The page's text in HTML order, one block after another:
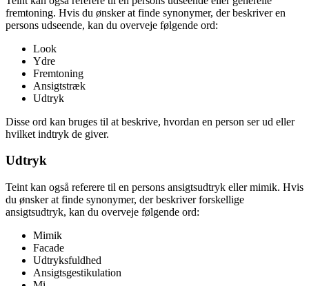
fremtoning. Hvis du ønsker at finde synonymer, der beskriver en
persons udseende, kan du overveje følgende ord:
Look
Ydre
Fremtoning
Ansigtstræk
Udtryk
Disse ord kan bruges til at beskrive, hvordan en person ser ud eller
hvilket indtryk de giver.
Udtryk
Teint kan også referere til en persons ansigtsudtryk eller mimik. Hvis
du ønsker at finde synonymer, der beskriver forskellige
ansigtsudtryk, kan du overveje følgende ord:
Mimik
Facade
Udtryksfuldhed
Ansigtsgestikulation